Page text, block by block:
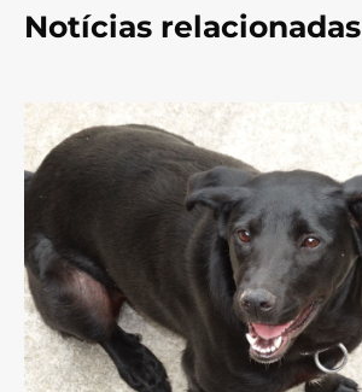
Notícias relacionadas